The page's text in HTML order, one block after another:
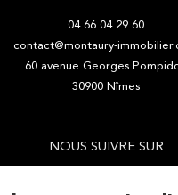
04 66 04 29 60
contact@montaury-
60 avenue Georges
30900
Nîmes
NOUS SUIVRE SUR